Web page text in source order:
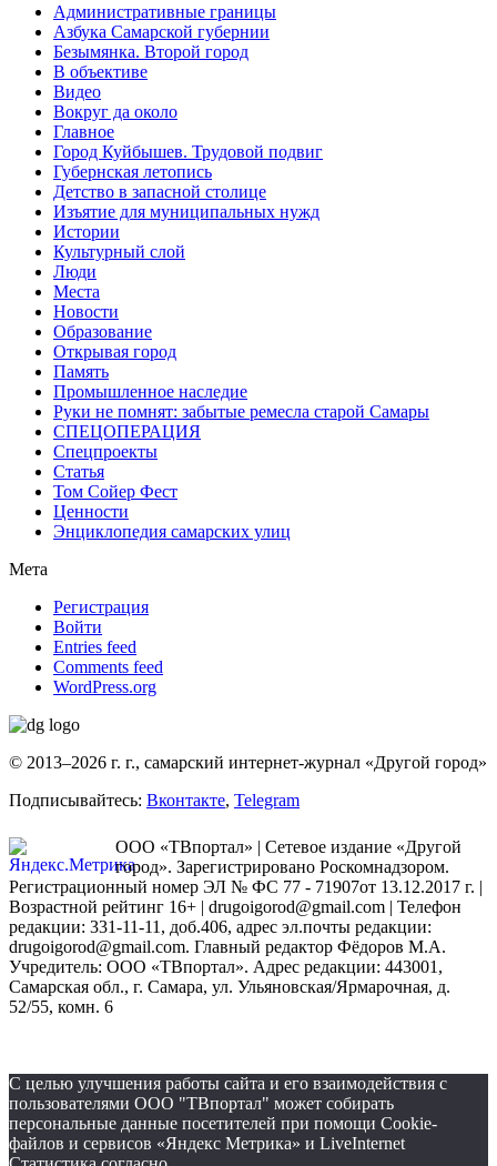
Административные границы
Азбука Самарской губернии
Безымянка. Второй город
В объективе
Видео
Вокруг да около
Главное
Город Куйбышев. Трудовой подвиг
Губернская летопись
Детство в запасной столице
Изъятие для муниципальных нужд
Истории
Культурный слой
Люди
Места
Новости
Образование
Открывая город
Память
Промышленное наследие
Руки не помнят: забытые ремесла старой Самары
СПЕЦОПЕРАЦИЯ
Спецпроекты
Статья
Том Сойер Фест
Ценности
Энциклопедия самарских улиц
Мета
Регистрация
Войти
Entries feed
Comments feed
WordPress.org
© 2013–2026 г. г., самарский интернет-журнал «Другой город»
Подписывайтесь: Вконтакте, Telegram
ООО «ТВпортал» | Сетевое издание «Другой
город». Зарегистрировано Роскомнадзором.
Регистрационный номер ЭЛ № ФС 77 - 71907от 13.12.2017 г. |
Возрастной рейтинг 16+ | drugoigorod@gmail.com | Телефон
редакции: 331-11-11, доб.406, адрес эл.почты редакции:
drugoigorod@gmail.com. Главный редактор Фёдоров М.А.
Учредитель: ООО «ТВпортал». Адрес редакции: 443001,
Самарская обл., г. Самара, ул. Ульяновская/Ярмарочная, д.
52/55, комн. 6
С целью улучшения работы сайта и его взаимодействия с
пользователями ООО "ТВпортал" может собирать
персональные данные посетителей при помощи Cookie-
файлов и сервисов «Яндекс Метрика» и LiveInternet